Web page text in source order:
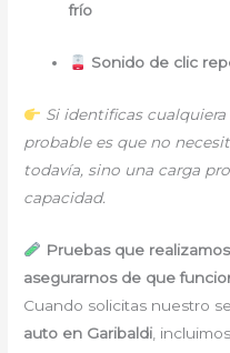
frío
Sonido de clic
Si identificas
probable es que no
todavía, sino una carga
capacidad.
Pruebas que
asegurarnos de que
Cuando solicitas nuestro
auto en Garibaldi ,